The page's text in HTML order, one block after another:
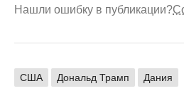
Нашли ошибку в публикации?
США Дональд Трамп Дания